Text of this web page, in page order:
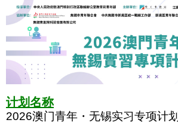
计划名称
2026澳门青年・无锡实习专项计划